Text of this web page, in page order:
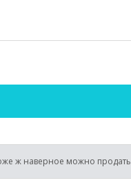
ж наверное можно продать